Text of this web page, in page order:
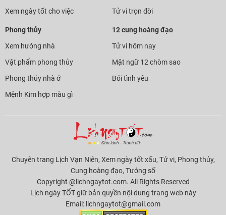
Xem ngày tốt cho việc
Tử vi trọn đời
Phong thủy
Xem hướng nhà
Vật phẩm phong thủy
Phong thủy nhà ở
Mệnh Kim hợp màu gì
12 cung hoàng đạo
Tử vi hôm nay
Mật ngữ 12 chòm sao
Bói tình yêu
Chuyên trang Lịch Vạn Niên, Xem ngày tốt xấu, Tử vi, Phong thủy,
Cung hoàng đạo, Tướng số
Copyright @lichngaytot.com. All Rights Reserved
Lịch ngày TỐT giữ bản quyền nội dung trang web này
Email: lichngaytot@gmail.com